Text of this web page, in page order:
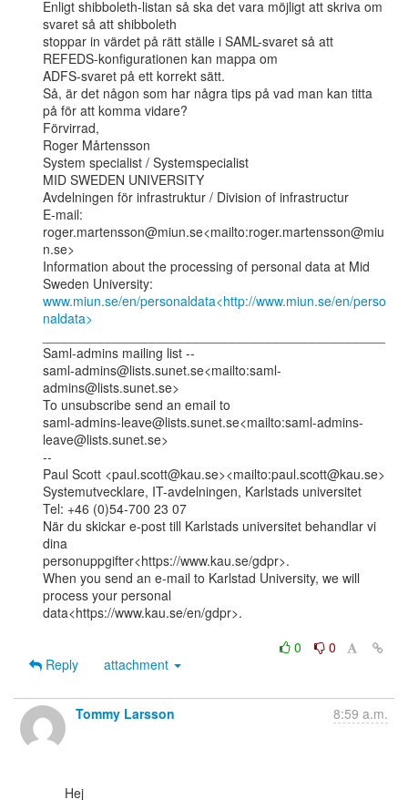
Enligt shibboleth-listan så ska det vara möjligt att skriva om
svaret så att shibboleth
stoppar in värdet på rätt ställe i SAML-svaret så att
REFEDS-konfigurationen kan mappa om
ADFS-svaret på ett korrekt sätt.
Så, är det någon som har några tips på vad man kan titta
på för att komma vidare?
Förvirrad,
Roger Mårtensson
System specialist / Systemspecialist
MID SWEDEN UNIVERSITY
Avdelningen för infrastruktur / Division of infrastructur
E-mail:
roger.martensson@miun.se<mailto:roger.martensson@miu
n.se>
Information about the processing of personal data at Mid
www.miun.se/en/personaldata<http://www.miun.se/en/perso
naldata>
Saml-admins mailing list --
saml-admins@lists.sunet.se<mailto:saml-
admins@lists.sunet.se>
To unsubscribe send an email to
saml-admins-leave@lists.sunet.se<mailto:saml-admins-
leave@lists.sunet.se>
--
Paul Scott <paul.scott@kau.se><mailto:paul.scott@kau.se>
Systemutvecklare, IT-avdelningen, Karlstads universitet
Tel: +46 (0)54-700 23 07
När du skickar e-post till Karlstads universitet behandlar vi
dina
personuppgifter<https://www.kau.se/gdpr>.
When you send an e-mail to Karlstad University, we will
process your personal
data<https://www.kau.se/en/gdpr>.
0
0
Reply
attachment
Tommy Larsson 8:59 a.m.